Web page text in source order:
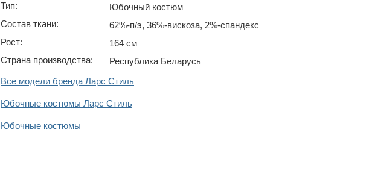
Тип:
Юбочный костюм
Состав ткани:
62%-п/э, 36%-вискоза, 2%-спандекс
Рост:
164 см
Страна производства:
Республика Беларусь
Все модели бренда Ларс Стиль
Юбочные костюмы Ларс Стиль
Юбочные костюмы